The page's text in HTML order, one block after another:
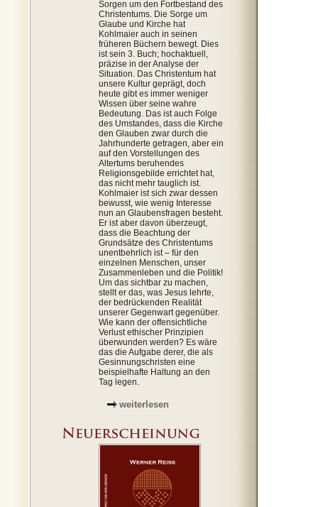
Sorgen um den Fortbestand des
Christentums. Die Sorge um
Glaube und Kirche hat
Kohlmaier auch in seinen
früheren Büchern bewegt. Dies
ist sein 3. Buch; hochaktuell,
präzise in der Analyse der
Situation. Das Christentum hat
unsere Kultur geprägt, doch
heute gibt es immer weniger
Wissen über seine wahre
Bedeutung. Das ist auch Folge
des Umstandes, dass die Kirche
den Glauben zwar durch die
Jahrhunderte getragen, aber ein
auf den Vorstellungen des
Altertums beruhendes
Religionsgebilde errichtet hat,
das nicht mehr tauglich ist.
Kohlmaier ist sich zwar dessen
bewusst, wie wenig Interesse
nun an Glaubensfragen besteht.
Er ist aber davon überzeugt,
dass die Beachtung der
Grundsätze des Christentums
unentbehrlich ist – für den
einzelnen Menschen, unser
Zusammenleben und die Politik!
Um das sichtbar zu machen,
stellt er das, was Jesus lehrte,
der bedrückenden Realität
unserer Gegenwart gegenüber.
Wie kann der offensichtliche
Verlust ethischer Prinzipien
überwunden werden? Es wäre
das die Aufgabe derer, die als
Gesinnungschristen eine
beispielhafte Haltung an den
Tag legen.
weiterlesen